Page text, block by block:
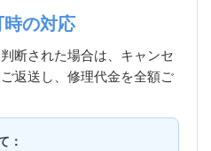
時の対応
断された場合は、キャンセ
返送し、修理代金を全額ご
：